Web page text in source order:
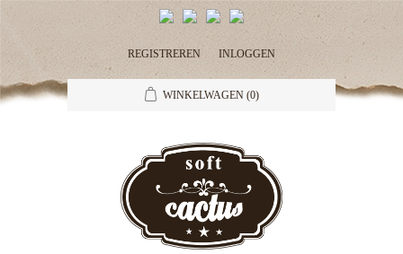
REGISTREREN INLOGGEN
WINKELWAGEN (0)